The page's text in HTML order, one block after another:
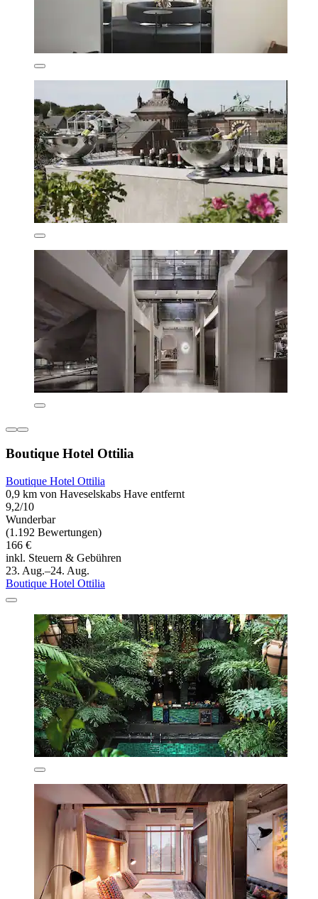
Boutique Hotel Ottilia
Boutique Hotel Ottilia
0,9 km von Haveselskabs Have entfernt
9,2/10
Wunderbar
(1.192 Bewertungen)
166 €
inkl. Steuern & Gebühren
23. Aug.–24. Aug.
Boutique Hotel Ottilia